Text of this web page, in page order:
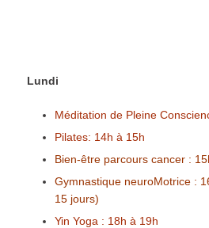
Lundi
Méditation de Pleine
Pilates: 14h à 15h
Bien-être parcours cancer :
Gymnastique neuroMotrice :
15 jours)
Yin Yoga : 18h à 19h